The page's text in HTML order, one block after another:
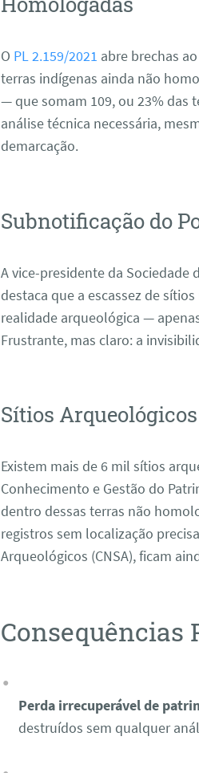
O PL 2.159/2021 abre brechas
terras indígenas ainda não
— que somam 109, ou 23% das
análise técnica necessária,
demarcação.
Subnotificação do
A vice-presidente da Sociedade
destaca que a escassez de
realidade arqueológica —
Frustrante, mas claro: a
Sítios
Existem mais de 6 mil sítios
Conhecimento e Gestão do
dentro dessas terras não
registros sem localização
Arqueológicos (CNSA), ficam
Consequências
Perda irrecuperável de
destruídos sem qualquer